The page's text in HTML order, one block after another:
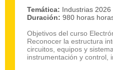
Temática: Industrias 2026
Duración: 980 horas
Objetivos del curso
Reconocer la estructura
circuitos, equipos y
instrumentación y control,